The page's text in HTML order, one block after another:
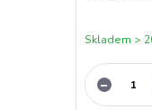
Skladem >